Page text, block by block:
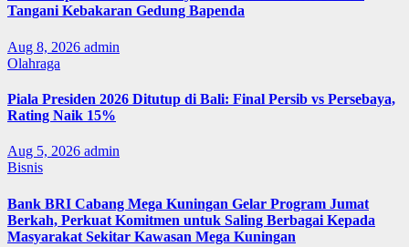
Tangani Kebakaran Gedung Bapenda
Aug 8, 2026 admin
Olahraga
Piala Presiden 2026 Ditutup di Bali: Final Persib vs Persebaya,
Rating Naik 15%
Aug 5, 2026 admin
Bisnis
Bank BRI Cabang Mega Kuningan Gelar Program Jumat
Berkah, Perkuat Komitmen untuk Saling Berbagai Kepada
Masyarakat Sekitar Kawasan Mega Kuningan